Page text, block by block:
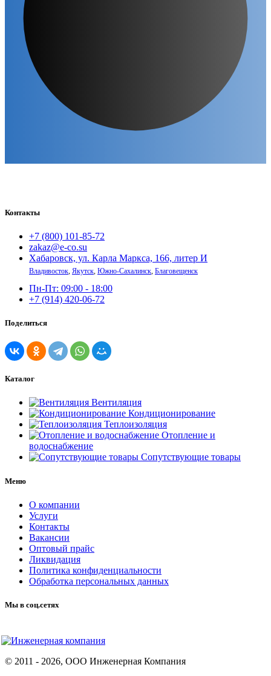
Контакты
+7 (800) 101-85-72
zakaz@e-co.su
Хабаровск, ул. Карла Маркса, 166, литер И
Владивосток Якутск Южно-Сахалинск Благовещенск
Пн-Пт: 09:00 - 18:00
+7 (914) 420-06-72
Поделиться
Каталог
Вентиляция
Кондиционирование
Теплоизоляция
Отопление и
водоснабжение
Сопутствующие товары
Меню
О компании
Услуги
Контакты
Вакансии
Оптовый прайс
Ликвидация
Политика конфиденциальности
Обработка персональных данных
Мы в соц.сетях
© 2011 - 2026, ООО Инженерная Компания